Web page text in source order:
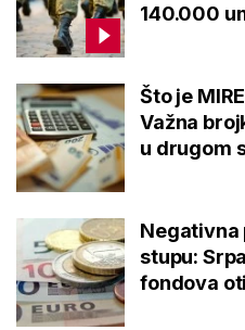
140.000
Što je
Važna
u drugom
Negativna
stupu:
fondova